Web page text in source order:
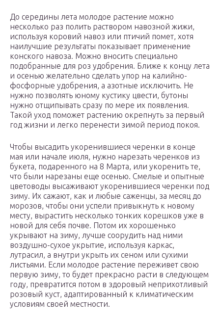
До середины лета молодое растение можно
несколько раз полить раствором навозной жижи,
используя коровий навоз или птичий помет, хотя
наилучшие результаты показывает применение
конского навоза. Можно вносить специально
подобранные для роз удобрения. Ближе к концу лета
и осенью желательно сделать упор на калийно-
фосфорные удобрения, а азотные исключить. Не
нужно позволять юному кустику цвести, бутоны
нужно отщипывать сразу по мере их появления.
Такой уход поможет растению окрепнуть за первый
год жизни и легко перенести зимой период покоя.
Чтобы высадить укоренившиеся черенки в конце
мая или начале июля, нужно нарезать черенков из
букета, подаренного на 8 Марта, или укоренить те,
что были нарезаны еще осенью. Смелые и опытные
цветоводы высаживают укоренившиеся черенки под
зиму. Их сажают, как и любые саженцы, за месяц до
морозов, чтобы они успели привыкнуть к новому
месту, вырастить несколько тонких корешков уже в
новой для себя почве. Потом их хорошенько
укрывают на зиму, лучше соорудить над ними
воздушно-сухое укрытие, используя каркас,
лутрасил, а внутри укрыть их сеном или сухими
листьями. Если молодое растение переживет свою
первую зиму, то будет прекрасно расти в следующем
году, превратится потом в здоровый неприхотливый
розовый куст, адаптированный к климатическим
условиям своей местности.